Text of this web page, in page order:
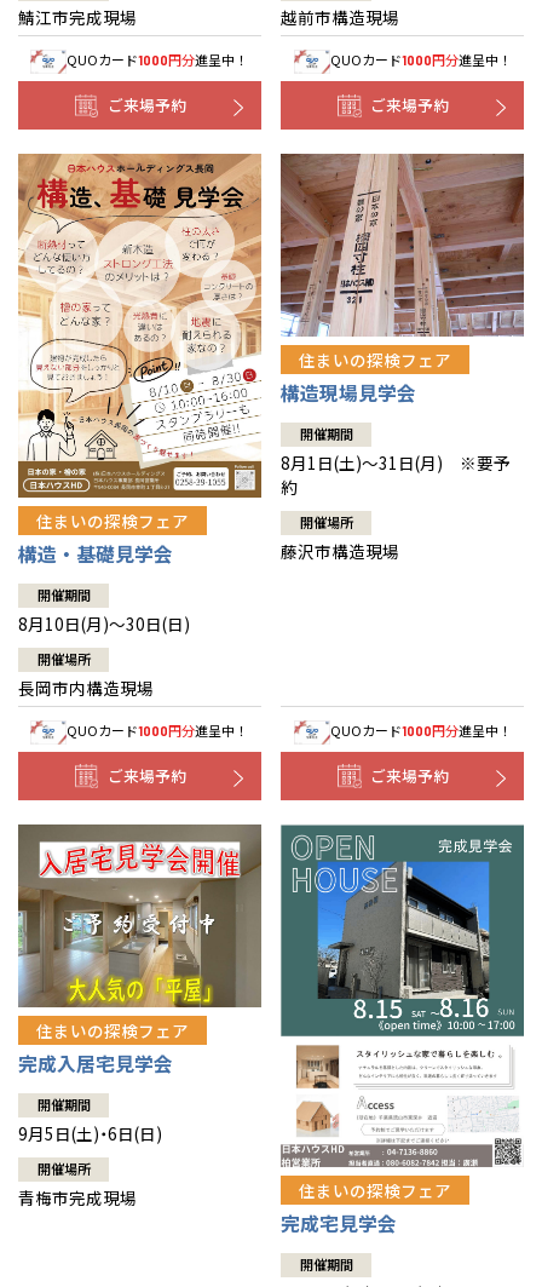
鯖江市完成現場
QUOカード1000円分進呈中！
ご来場予約
越前市構造現場
QUOカード1000円分進呈中！
ご来場予約
住まいの探検フェア
構造・基礎見学会
開催期間
8月10日(月)～30日(日)
開催場所
長岡市内構造現場
QUOカード1000円分進呈中！
ご来場予約
住まいの探検フェア
構造現場見学会
開催期間
8月1日(土)～31日(月) ※要予
約
開催場所
藤沢市構造現場
QUOカード1000円分進呈中！
ご来場予約
住まいの探検フェア
完成入居宅見学会
開催期間
9月5日(土)・6日(日)
開催場所
青梅市完成現場 住まいの探検フェア
完成宅見学会
開催期間